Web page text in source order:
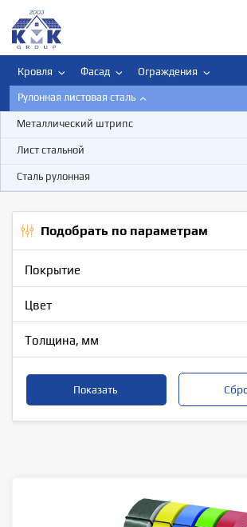
Кровля Фасад Ограждения
Рулонная листовая сталь
Металлический штрипс
Лист стальной
Сталь рулонная
Водосточная система
Рулонная листовая
Подобрать по параметрам
Покрытие
Цвет
Толщина, мм